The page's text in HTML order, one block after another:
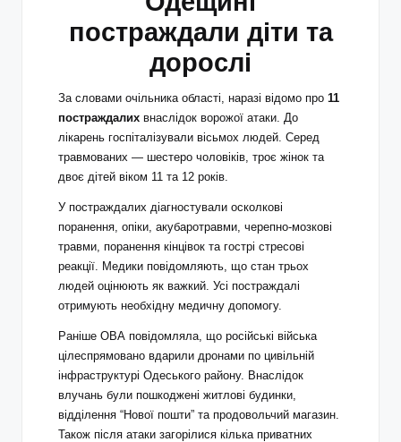
постраждали діти та
дорослі
За словами очільника області, наразі відомо про 11
постраждалих внаслідок ворожої атаки. До
лікарень госпіталізували вісьмох людей. Серед
травмованих — шестеро чоловіків, троє жінок та
двоє дітей віком 11 та 12 років.
У постраждалих діагностували осколкові
поранення, опіки, акубаротравми, черепно-мозкові
травми, поранення кінцівок та гострі стресові
реакції. Медики повідомляють, що стан трьох
людей оцінюють як важкий. Усі постраждалі
отримують необхідну медичну допомогу.
Раніше ОВА повідомляла, що російські війська
цілеспрямовано вдарили дронами по цивільній
інфраструктурі Одеського району. Внаслідок
влучань були пошкоджені житлові будинки,
відділення “Нової пошти” та продовольчий магазин.
Також після атаки загорілися кілька приватних